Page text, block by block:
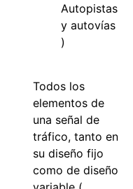
Autopistas
y autovías
)
Todos los
elementos de
una señal de
tráfico, tanto en
su diseño fijo
como de diseño